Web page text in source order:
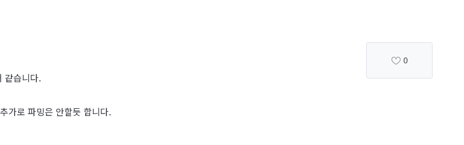
같습니다.
가로 파밍은 안할듯 합니다.
0